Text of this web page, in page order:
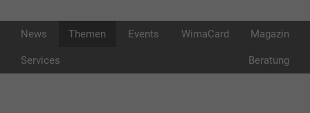
News Themen Events WimaCard Magazin
Services Beratung